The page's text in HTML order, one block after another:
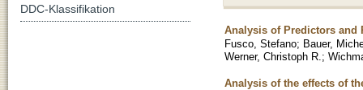
Analysis of Predictors and
Fusco, Stefano; Bauer,
Werner, Christoph R. ;
Analysis of the effects of
DDC-Klassifikation